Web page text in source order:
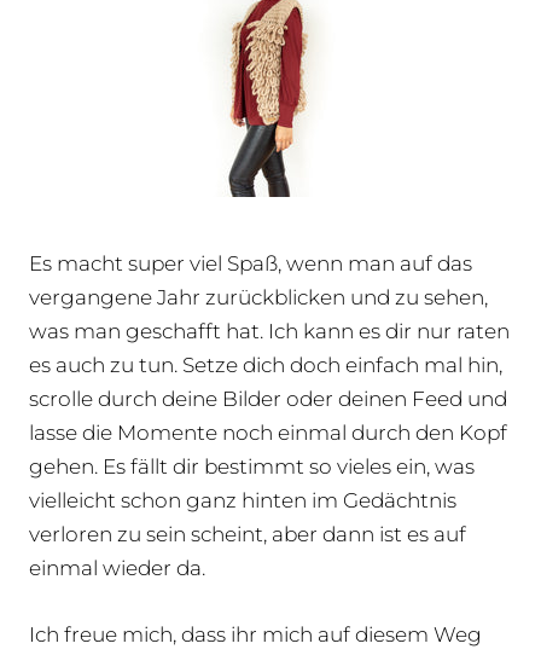
Es macht super viel Spaß, wenn man auf das
vergangene Jahr zurückblicken und zu sehen,
was man geschafft hat. Ich kann es dir nur raten
es auch zu tun. Setze dich doch einfach mal hin,
scrolle durch deine Bilder oder deinen Feed und
lasse die Momente noch einmal durch den Kopf
gehen. Es fällt dir bestimmt so vieles ein, was
vielleicht schon ganz hinten im Gedächtnis
verloren zu sein scheint, aber dann ist es auf
einmal wieder da.
Ich freue mich, dass ihr mich auf diesem Weg